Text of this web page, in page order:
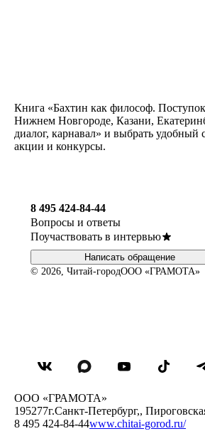
Книга «Бахтин как философ.
Нижнем Новгороде, Казани,
диалог, карнавал» и выбрать
акции и конкурсы.
8 495 424-84-44
Вопросы и ответы
Поучаствовать в интервью
Написать обращение
© 2026, Читай-городООО «ГРАМОТА»
ООО «ГРАМОТА»
195277г.Санкт-Петербург,,
8 495 424-84-44www.chitai-gorod.ru/